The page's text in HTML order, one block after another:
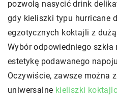
pozwolą nasycić drink
gdy kieliszki typu hurricane
egzotycznych koktajli z
Wybór odpowiedniego
estetykę podawanego
Oczywiście, zawsze można
uniwersalne kieliszki